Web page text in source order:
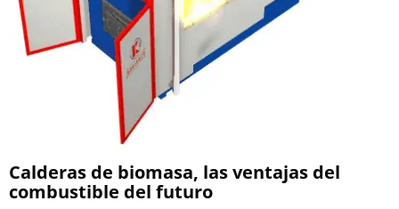
Calderas de biomasa, las ventajas del
combustible del futuro